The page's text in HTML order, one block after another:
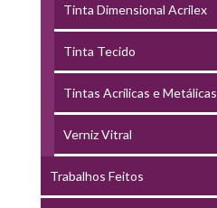
Tinta Dimensional Acrilex
Tinta Tecido
Tintas Acrílicas e Metálicas
Verniz Vitral
Trabalhos Feitos